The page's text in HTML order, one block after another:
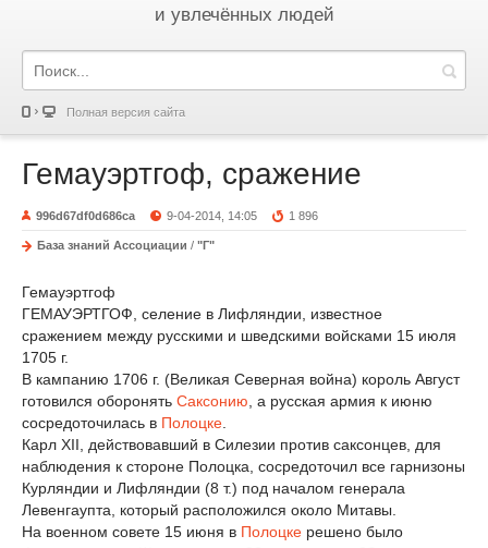
и увлечённых людей
Полная версия сайта
Гемауэртгоф, сражение
996d67df0d686ca 9-04-2014, 14:05 1 896
База знаний Ассоциации / "Г"
Гемауэртгоф
ГЕМАУЭРТГОФ, селение в Лифляндии, известное
сражением между русскими и шведскими войсками 15 июля
1705 г.
В кампанию 1706 г. (Великая Северная война) король Август
готовился оборонять Саксонию , а русская армия к июню
сосредоточилась в Полоцке
Карл XII, действовавший в Силезии против саксонцев, для
наблюдения к стороне Полоцка, сосредоточил все гарнизоны
Курляндии и Лифляндии (8 т.) под началом генерала
Левенгаупта, который расположился около Митавы.
На военном совете 15 июня в Полоцке решено было